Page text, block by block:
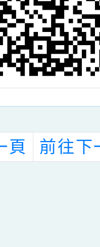
頁 前往下